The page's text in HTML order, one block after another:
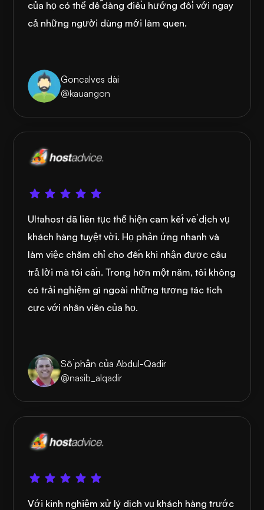
của họ có thể dễ dàng điều hướng đối với ngay
cả những người dùng mới làm quen.
Goncalves dài
@kauangon
Ultahost đã liên tục thể hiện cam kết về dịch vụ
khách hàng tuyệt vời. Họ phản ứng nhanh và
làm việc chăm chỉ cho đến khi nhận được câu
trả lời mà tôi cần. Trong hơn một năm, tôi không
có trải nghiệm gì ngoài những tương tác tích
cực với nhân viên của họ.
Số phận của Abdul-Qadir
@nasib_alqadir
Với kinh nghiệm xử lý dịch vụ khách hàng trước